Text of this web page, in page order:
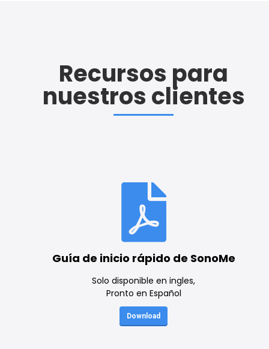
Recursos para
nuestros clientes
Guía de inicio rápido de SonoMe
Solo disponible en ingles,
Pronto en Español
Download